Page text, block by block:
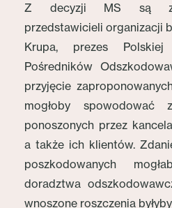
Z decyzji MS są
przedstawicieli organizacji
Krupa, prezes
Pośredników
przyjęcie
mogłoby spowodować
ponoszonych przez
a także ich klientów.
poszkodowanych
doradztwa
wnoszone roszczenia